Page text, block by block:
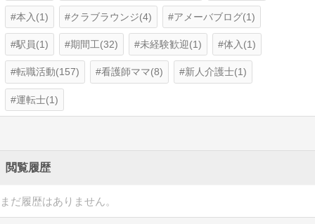
本入(1) クラブラウンジ(4) アメーバブログ(1)
駅員(1) 期間工(32) 未経験歓迎(1) 体入(1)
転職活動(157) 看護師ママ(8) 新人介護士(1)
運転士(1)
閲覧履歴
まだ履歴はありません。